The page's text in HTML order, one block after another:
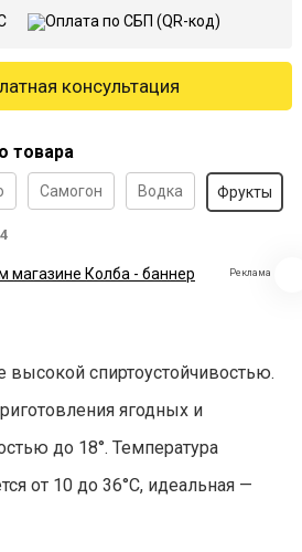
консультация
товара
Самогон Водка Фрукты
4
Реклама
спиртоустойчивостью.
ягодных и
до 18°. Температура
от 10 до 36°С, идеальная —